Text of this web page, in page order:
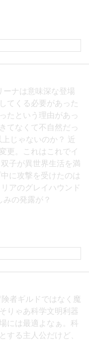
ーナは意味深な登場
てくる必要があった
たという理由があっ
てなくて不自然だっ
じゃないのか？ 近
更。これはこれでイ
子が異世界生活を満
に攻撃を受けたのは
アのグレイハウンド
の発露が？
者ギルドではなく魔
りゃあ科学文明利器
には最適よなぁ。科
する主人公だけど、